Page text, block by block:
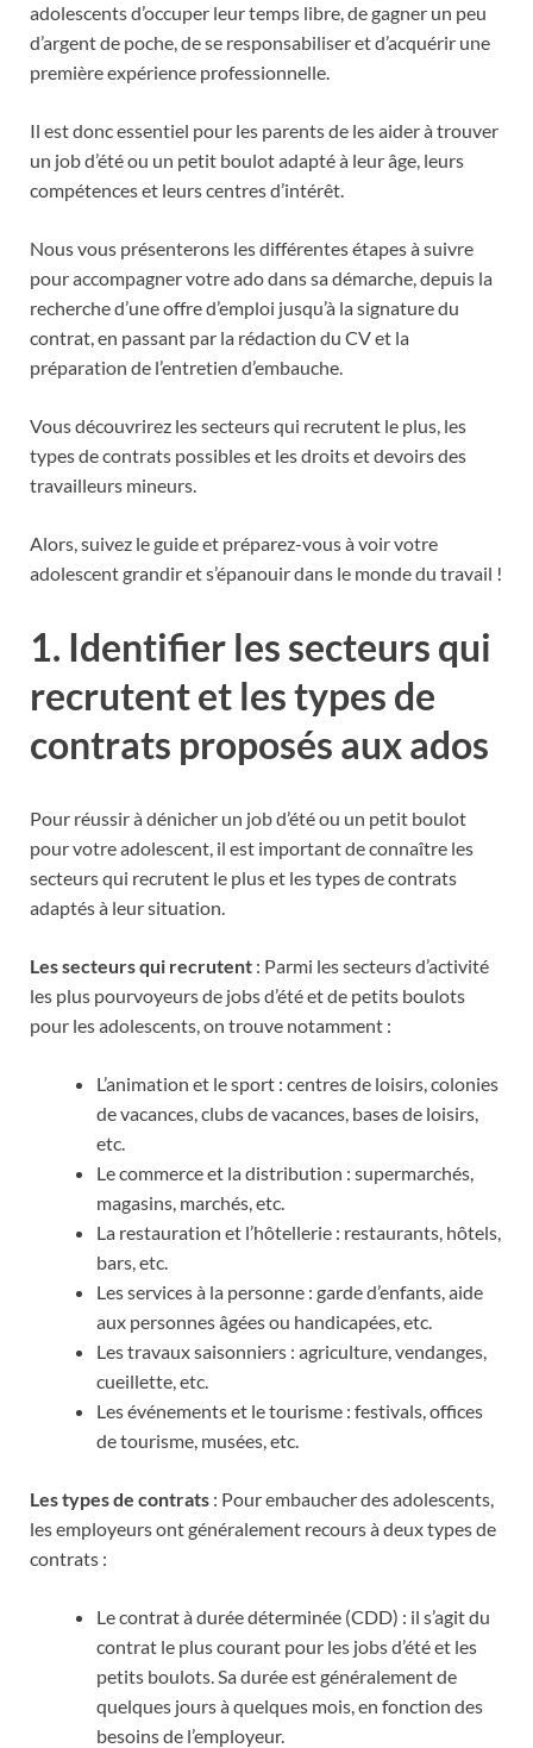
adolescents d’occuper leur temps libre, de gagner un peu
d’argent de poche, de se responsabiliser et d’acquérir une
première expérience professionnelle.
Il est donc essentiel pour les parents de les aider à trouver
un job d’été ou un petit boulot adapté à leur âge, leurs
compétences et leurs centres d’intérêt.
Nous vous présenterons les différentes étapes à suivre
pour accompagner votre ado dans sa démarche, depuis la
recherche d’une offre d’emploi jusqu’à la signature du
contrat, en passant par la rédaction du CV et la
préparation de l’entretien d’embauche.
Vous découvrirez les secteurs qui recrutent le plus, les
types de contrats possibles et les droits et devoirs des
travailleurs mineurs.
Alors, suivez le guide et préparez-vous à voir votre
adolescent grandir et s’épanouir dans le monde du travail !
1. Identifier les secteurs qui
recrutent et les types de
contrats proposés aux ados
Pour réussir à dénicher un job d’été ou un petit boulot
pour votre adolescent, il est important de connaître les
secteurs qui recrutent le plus et les types de contrats
adaptés à leur situation.
Les secteurs qui recrutent : Parmi les secteurs d’activité
les plus pourvoyeurs de jobs d’été et de petits boulots
pour les adolescents, on trouve notamment :
L’animation et le sport : centres de loisirs, colonies
de vacances, clubs de vacances, bases de loisirs,
etc.
Le commerce et la distribution : supermarchés,
magasins, marchés, etc.
La restauration et l’hôtellerie : restaurants, hôtels,
bars, etc.
Les services à la personne : garde d’enfants, aide
aux personnes âgées ou handicapées, etc.
Les travaux saisonniers : agriculture, vendanges,
cueillette, etc.
Les événements et le tourisme : festivals, offices
de tourisme, musées, etc.
Les types de contrats : Pour embaucher des adolescents,
les employeurs ont généralement recours à deux types de
contrats :
Le contrat à durée déterminée (CDD) : il s’agit du
contrat le plus courant pour les jobs d’été et les
petits boulots. Sa durée est généralement de
quelques jours à quelques mois, en fonction des
besoins de l’employeur.